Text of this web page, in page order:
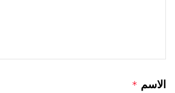
الاسم *